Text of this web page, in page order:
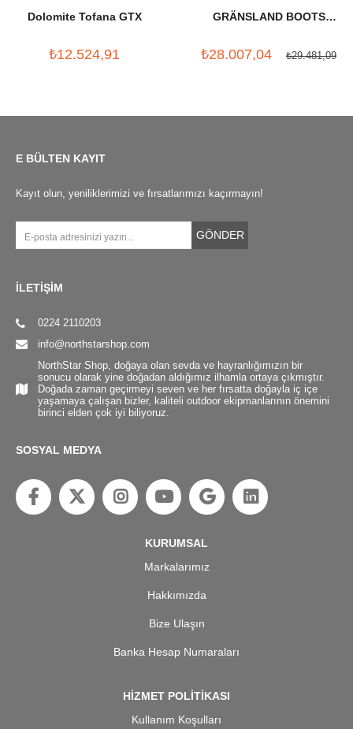
Dolomite Tofana GTX
₺12.524,91
GRÄNSLAND BOOTS
₺28.007,04 ₺29.481,09
E BÜLTEN KAYIT
Kayıt olun, yeniliklerimizi ve fırsatlarımızı kaçırmayın!
GÖNDER
İLETİŞİM
0224 2110203
info@northstarshop.com
NorthStar Shop, doğaya olan sevda ve hayranlığımızın bir
sonucu olarak yine doğadan aldığımız ilhamla ortaya çıkmıştır.
Doğada zaman geçirmeyi seven ve her fırsatta doğayla iç içe
yaşamaya çalışan bizler, kaliteli outdoor ekipmanlarının önemini
birinci elden çok iyi biliyoruz.
SOSYAL MEDYA
KURUMSAL
Markalarımız
Hakkımızda
Bize Ulaşın
Banka Hesap Numaraları
HİZMET POLİTİKASI
Kullanım Koşulları